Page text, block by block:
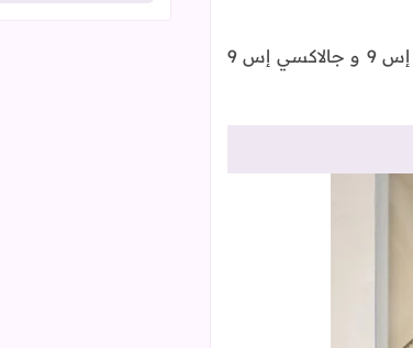
قامت الشركة الكورية سامسونج بالإعلان عن هواتفها الرائدة لهذا العام من فئة S وهما جالكسي إس 9 و جالاكسي إس 9